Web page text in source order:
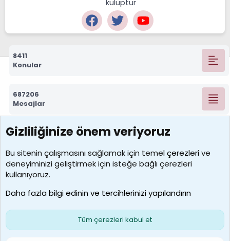
kulüptür
8411
Konular
687206
Mesajlar
7388
Kullanıcılar
borabekirogluu
Son üye
Çerezler
S
Gizliliğinize önem veriyoruz
Bu sitenin çalışmasını sağlamak için temelçerezlerive
deneyiminizi geliştirmek için isteğe bağlı çerezleri
kullanıyoruz.
Daha fazla bilgi edinin ve tercihlerinizi yapılandırın
Tüm çerezleri kabul et